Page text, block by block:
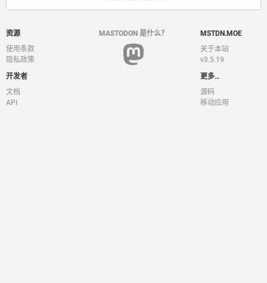
资源
使用条款
隐私政策
开发者
文档
API
MASTODON 是什么？
MSTDN.MOE
关于本站
v3.5.19
更多…
源码
移动应用